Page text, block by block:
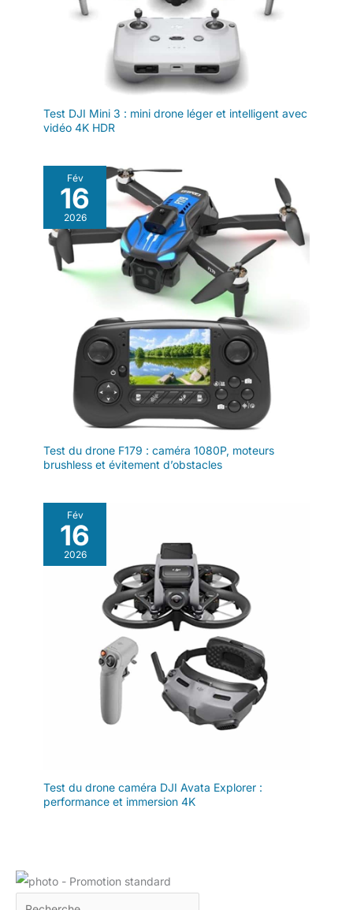
bandoulière,
attaches-hélices,
hélices de rechange,
et plus encore, pour
voler plus longtemps
et capturer
davantage.
Remarques : la
peut varier en
fonction de
l’utilisation que vous
en faites. Pour votre
sécurité, veillez à
consulter et à
respecter
scrupuleusement les
lois et
réglementations
locales en vigueur
avant de piloter votre
drone.
et de vous assurer d'une bonne
connexion GPS en extérieur.
Notre service client vous
accompagne pour toute
question.
Test DJI Mini 3 : mini drone léger et intelligent avec
vidéo 4K HDR
Fév
16
2026
Test du drone F179 : caméra 1080P, moteurs
brushless et évitement d’obstacles
Fév
16
2026
Test du drone caméra DJI Avata Explorer :
performance et immersion 4K